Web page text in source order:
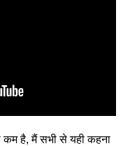
कम है, मैं सभी से यही कहना